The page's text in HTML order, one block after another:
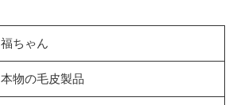
福ちゃん
本物の毛皮製品